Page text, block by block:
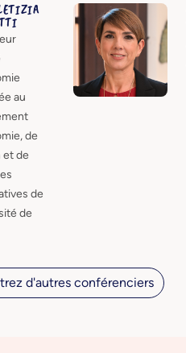
au
de
et de
de
de
d'autres conférenciers